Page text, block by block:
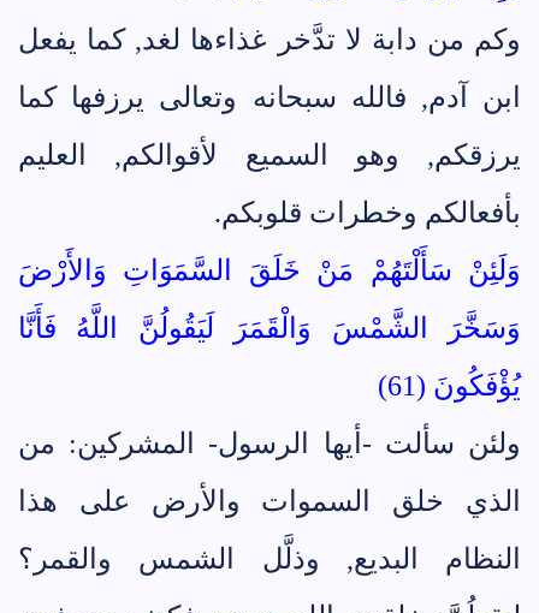
وكم من دابة لا تدَّخر غذاءها لغد, كما يفعل
ابن آدم, فالله سبحانه وتعالى يرزفها كما
يرزقكم, وهو السميع لأقوالكم, العليم
بأفعالكم وخطرات قلوبكم.
وَلَئِنْ سَأَلْتَهُمْ مَنْ خَلَقَ السَّمَوَاتِ وَالأَرْضَ
وَسَخَّرَ الشَّمْسَ وَالْقَمَرَ لَيَقُولُنَّ اللَّهُ فَأَنَّا
يُؤْفَكُونَ (61)
ولئن سألت -أيها الرسول- المشركين: من
الذي خلق السموات والأرض على هذا
النظام البديع, وذلَّل الشمس والقمر؟